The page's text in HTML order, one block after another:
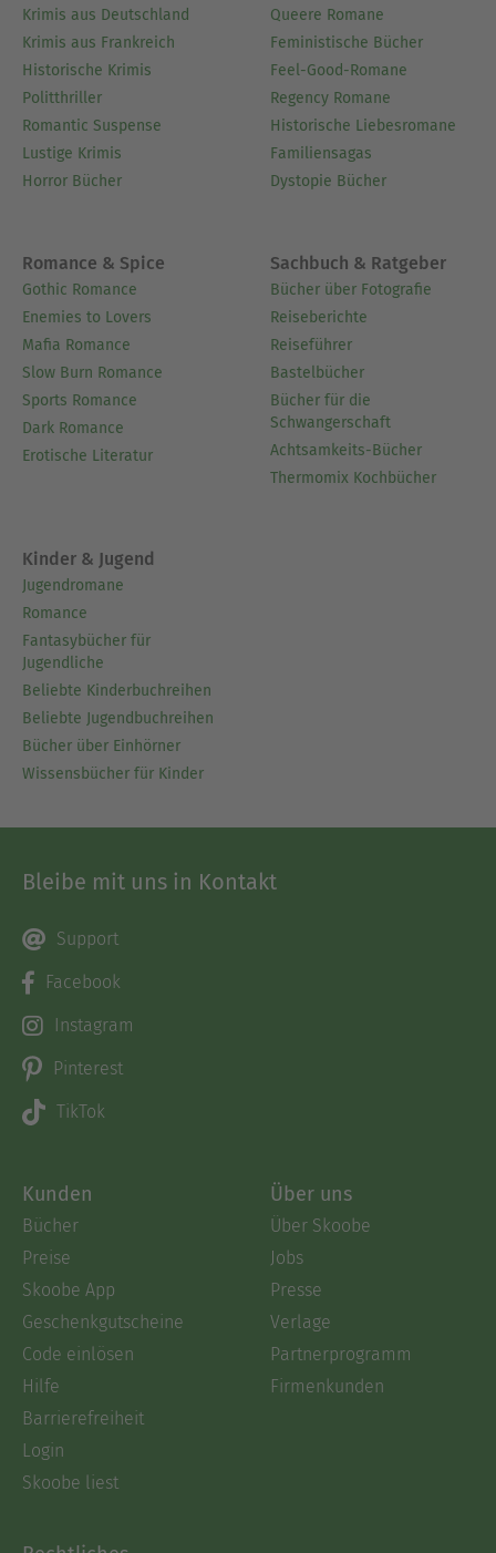
Krimis aus Deutschland
Krimis aus Frankreich
Historische Krimis
Politthriller
Romantic Suspense
Lustige Krimis
Horror Bücher
Queere Romane
Feministische Bücher
Feel-Good-Romane
Regency Romane
Historische Liebesromane
Familiensagas
Dystopie Bücher
Romance & Spice
Gothic Romance
Enemies to Lovers
Mafia Romance
Slow Burn Romance
Sports Romance
Dark Romance
Erotische Literatur
Sachbuch & Ratgeber
Bücher über Fotografie
Reiseberichte
Reiseführer
Bastelbücher
Bücher für die
Schwangerschaft
Achtsamkeits-Bücher
Thermomix Kochbücher
Kinder & Jugend
Jugendromane
Romance
Fantasybücher für
Jugendliche
Beliebte Kinderbuchreihen
Beliebte Jugendbuchreihen
Bücher über Einhörner
Wissensbücher für Kinder
Bleibe mit uns in Kontakt
Support
Facebook
Instagram
Pinterest
TikTok
Kunden
Bücher
Preise
Skoobe App
Geschenkgutscheine
Code einlösen
Hilfe
Barrierefreiheit
Login
Skoobe liest
Über uns
Über Skoobe
Jobs
Presse
Verlage
Partnerprogramm
Firmenkunden